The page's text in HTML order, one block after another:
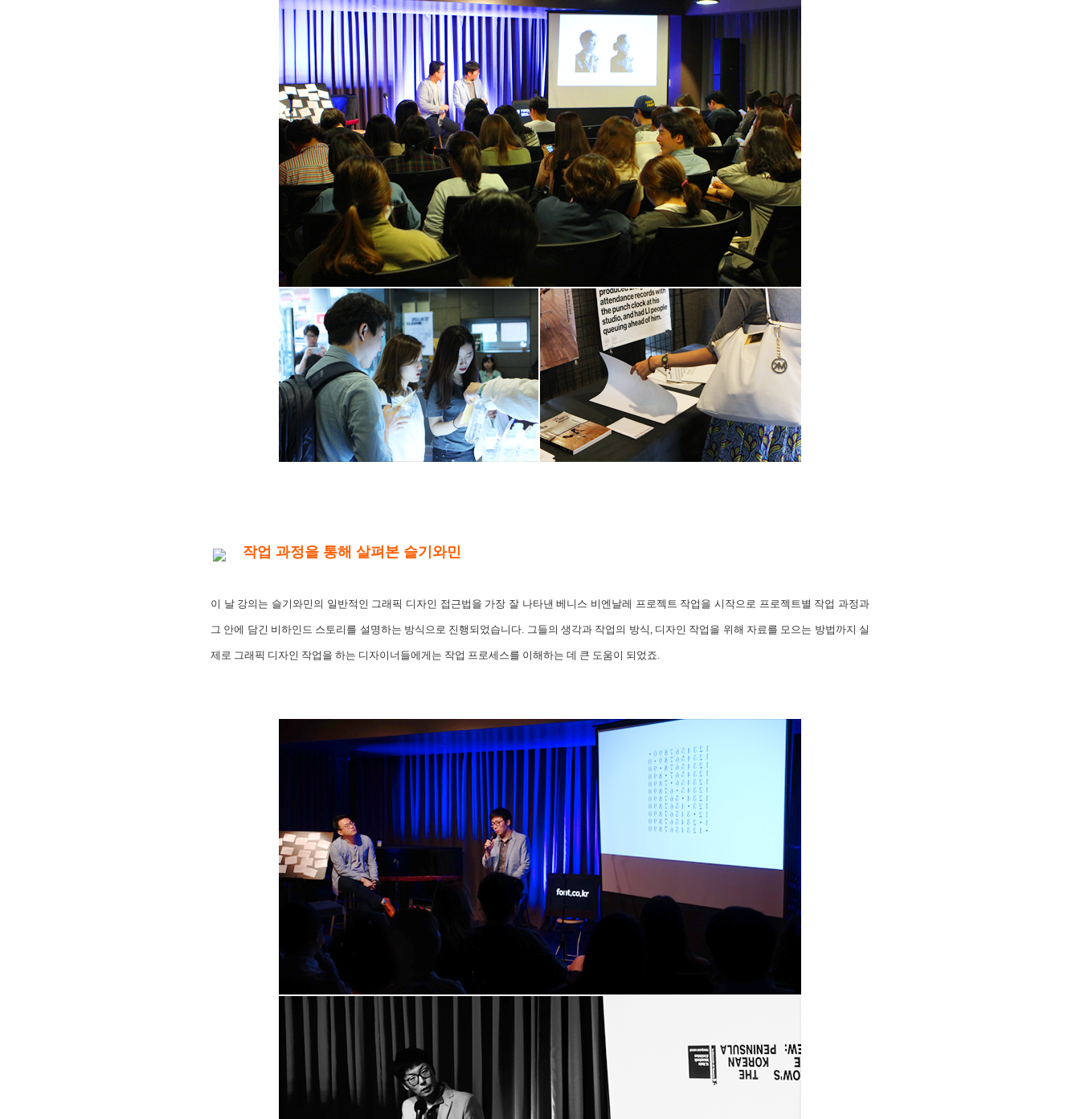
작업 과정을 통해 살펴본 슬기와민
이 날 강의는 슬기와민의 일반적인 그래픽 디자인 접근법을 가장 잘 나타낸 베니스 비엔날레 프로젝트 작업을 시작으로 프로젝트별 작업 과정과
그 안에 담긴 비하인드 스토리를 설명하는 방식으로 진행되었습니다. 그들의 생각과 작업의 방식, 디자인 작업을 위해 자료를 모으는 방법까지 실
제로 그래픽 디자인 작업을 하는 디자이너들에게는 작업 프로세스를 이해하는 데 큰 도움이 되었죠.